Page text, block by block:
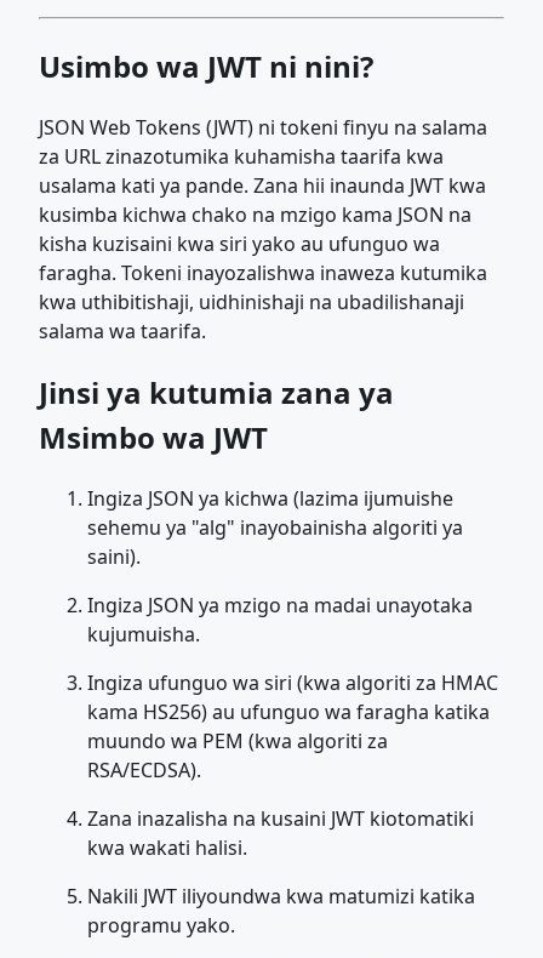
Usimbo wa JWT ni nini?
JSON Web Tokens (JWT) ni tokeni finyu na salama
za URL zinazotumika kuhamisha taarifa kwa
usalama kati ya pande. Zana hii inaunda JWT kwa
kusimba kichwa chako na mzigo kama JSON na
kisha kuzisaini kwa siri yako au ufunguo wa
faragha. Tokeni inayozalishwa inaweza kutumika
kwa uthibitishaji, uidhinishaji na ubadilishanaji
salama wa taarifa.
Jinsi ya kutumia zana ya
Msimbo wa JWT
Ingiza JSON ya kichwa (lazima ijumuishe
sehemu ya "alg" inayobainisha algoriti ya
saini).
Ingiza JSON ya mzigo na madai unayotaka
kujumuisha.
Ingiza ufunguo wa siri (kwa algoriti za HMAC
kama HS256) au ufunguo wa faragha katika
muundo wa PEM (kwa algoriti za
RSA/ECDSA).
Zana inazalisha na kusaini JWT kiotomatiki
kwa wakati halisi.
Nakili JWT iliyoundwa kwa matumizi katika
programu yako.